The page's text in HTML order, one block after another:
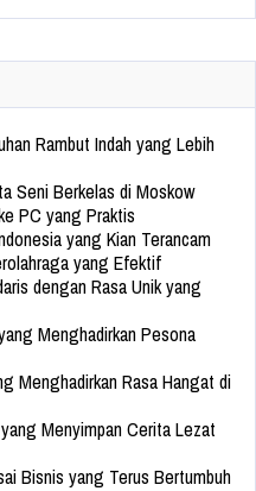
Rambut Indah yang Lebih
Seni Berkelas di Moskow
PC yang Praktis
yang Kian Terancam
yang Efektif
dengan Rasa Unik yang
Menghadirkan Pesona
Menghadirkan Rasa Hangat di
Menyimpan Cerita Lezat
Bisnis yang Terus Bertumbuh